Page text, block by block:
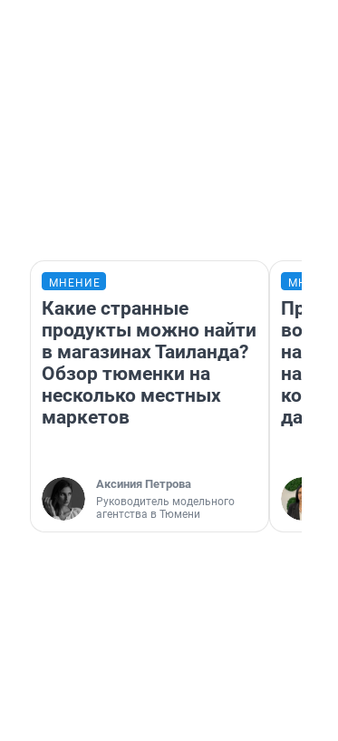
МНЕНИЕ
Какие странные
продукты можно найти
в магазинах Таиланда?
Обзор тюменки на
несколько местных
маркетов
Аксиния Петрова
Руководитель модельного
агентства в Тюмени
нам
даже